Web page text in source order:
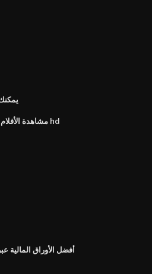
مشاهدة الأفلام والبرامج التلفزيونية على الانترنت hd
أفضل الأوراق المالية